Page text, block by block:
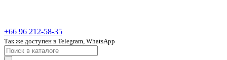
+66 96 212-58-35
Так же доступен в Telegram, WhatsApp